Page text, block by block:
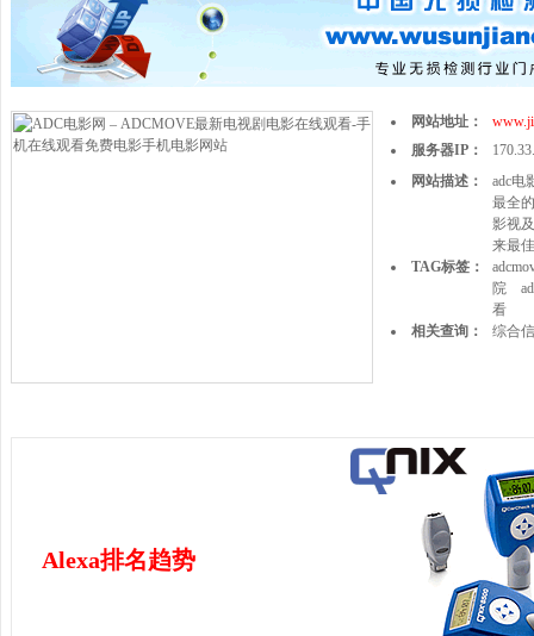
网站地址：
服务器IP：
网站描述：
adc电
最全
影视
来最
TAG标签：
院
看
相关查询：
综合
Alexa排名趋势